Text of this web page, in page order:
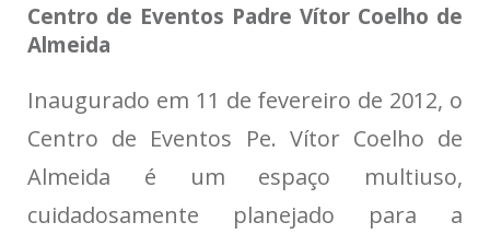
Centro de Eventos Padre Vítor Coelho de
Almeida
Inaugurado em 11 de fevereiro de 2012, o
Centro de Eventos Pe. Vítor Coelho de
Almeida é um espaço multiuso,
cuidadosamente planejado para a